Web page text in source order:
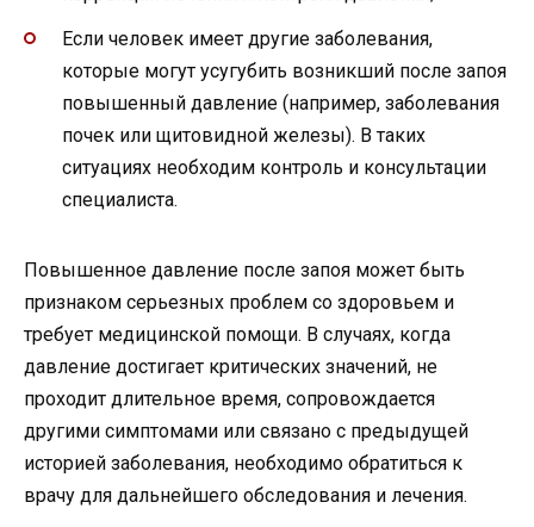
Если человек имеет другие заболевания,
которые могут усугубить возникший после запоя
повышенный давление (например, заболевания
почек или щитовидной железы). В таких
ситуациях необходим контроль и консультации
специалиста.
Повышенное давление после запоя может быть
признаком серьезных проблем со здоровьем и
требует медицинской помощи. В случаях, когда
давление достигает критических значений, не
проходит длительное время, сопровождается
другими симптомами или связано с предыдущей
историей заболевания, необходимо обратиться к
врачу для дальнейшего обследования и лечения.